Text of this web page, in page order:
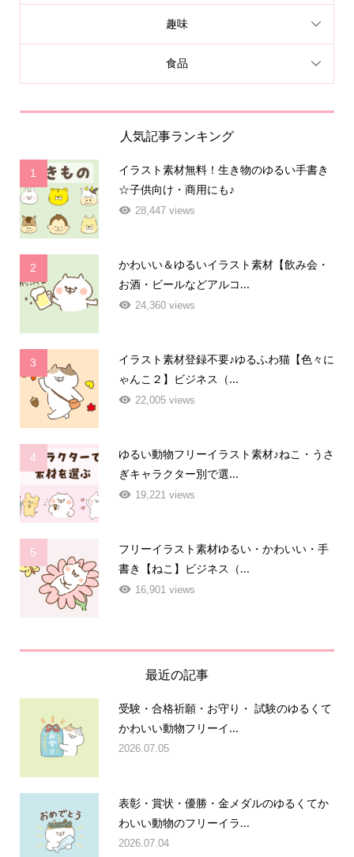
趣味
食品
人気記事ランキング
1
イラスト素材無料！生き物のゆるい手書き
☆子供向け・商用にも♪
28,447 views
2
かわいい＆ゆるいイラスト素材【飲み会・
お酒・ビールなどアルコ...
24,360 views
3
イラスト素材登録不要♪ゆるふわ猫【色々に
ゃんこ２】ビジネス（...
22,005 views
4
ゆるい動物フリーイラスト素材♪ねこ・うさ
ぎキャラクター別で選...
19,221 views
5
フリーイラスト素材ゆるい・かわいい・手
書き【ねこ】ビジネス（...
16,901 views
最近の記事
受験・合格祈願・お守り・ 試験のゆるくて
かわいい動物フリーイ...
2026.07.05
表彰・賞状・優勝・金メダルのゆるくてか
わいい動物のフリーイラ...
2026.07.04